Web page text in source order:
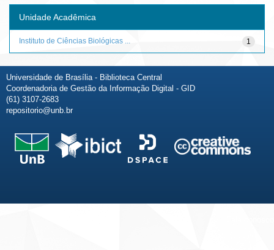
Unidade Acadêmica
1
Instituto de Ciências Biológicas ...
Universidade de Brasília - Biblioteca Central
Coordenadoria de Gestão da Informação Digital - GID
(61) 3107-2683
repositorio@unb.br